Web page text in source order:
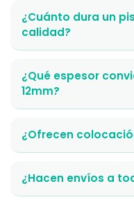
¿Cuánto dura un
calidad?
¿Qué espesor
12mm?
¿Ofrecen
¿Hacen envíos a